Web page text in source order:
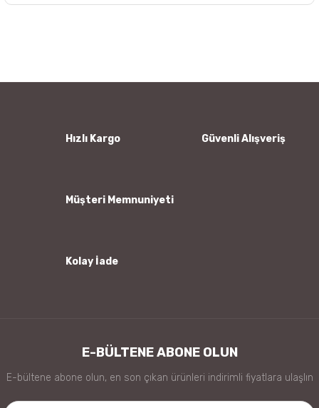
Ürün bilgilerinde hatalar bulunuyor.
Hızlı Kargo Güvenli Alışveriş
Müşteri Memnuniyeti
Kolay İade
E-BÜLTENE ABONE OLUN
E-bültene abone olun, en son çıkan ürünleri indirimli fiyatlara ulaşlın